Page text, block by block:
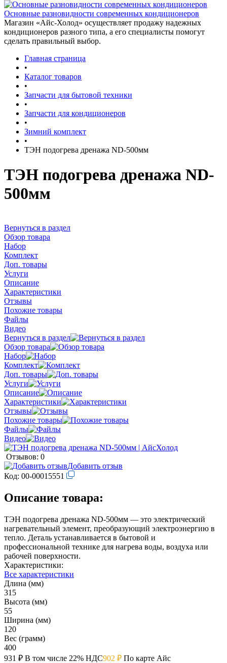
Основные разновидности современных кондиционеров
Магазин «Айс-Холод» осуществляет продажу надежных
кондиционеров разного типа, а его специалисты помогут
сделать правильный выбор.
Главная страница
•
Каталог товаров
•
Запчасти для бытовой техники
•
Запчасти для кондиционеров
•
Зимний комплект
•
ТЭН подогрева дренажа ND-500мм
ТЭН подогрева дренажа ND-
500мм
Вернуться в раздел
Обзор товара
Набор
Комплект
Доп. товары
Услуги
Описание
Характеристики
Отзывы
Похожие товары
Файлы
Видео
Вернуться в раздел
Обзор товара
Набор
Комплект
Доп. товары
Услуги
Описание
Характеристики
Отзывы
Похожие товары
Файлы
Видео
Отзывов: 0
Добавить отзыв
Код: 00-00015551
Описание товара:
ТЭН подогрева дренажа ND-500мм — это электрический
нагревательный элемент, преобразующий электроэнергию в
тепло. Деталь устанавливается в бытовой и
профессиональной технике для нагрева воды, воздуха или
рабочей поверхности.
Характеристики:
Все характеристики
Длина (мм)
315
Высота (мм)
55
Ширина (мм)
120
Вес (грамм)
400
931 ₽ В том числе 22% НДС902 ₽ По карте Айс